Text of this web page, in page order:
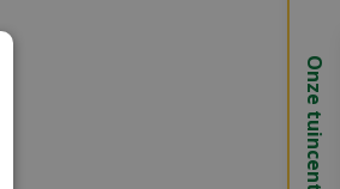
Onze tuincentra